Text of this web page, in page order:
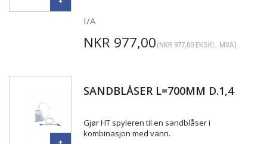
I/A
NKR 977,00 (NKR 977,00EKSKL. MVA)
SANDBLÅSER L=700MM D.1,4
Gjør HT spyleren til en sandblåser i
kombinasjon med vann.